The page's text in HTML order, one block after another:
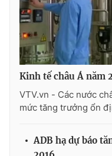
Photo
Video
Thị trường 24h
Kinh tế châu Á năm
VTV.vn - Các nước
mức tăng trưởng ổn
ADB hạ dự báo